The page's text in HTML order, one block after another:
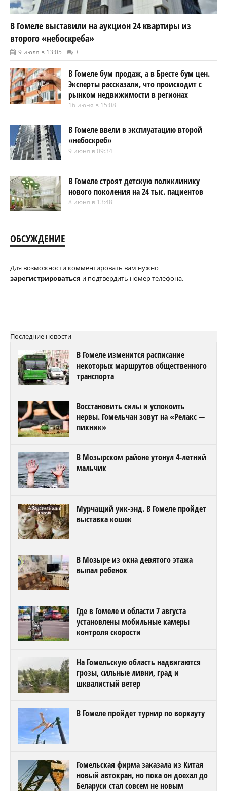
В Гомеле выставили на аукцион 24 квартиры из
второго «небоскреба»
9 июля в 13:05 +
В Гомеле бум продаж, а в Бресте бум цен.
Эксперты рассказали, что происходит с
рынком недвижимости в регионах
16 июня в 15:08
В Гомеле ввели в эксплуатацию второй
«небоскреб»
9 июня в 09:34
В Гомеле строят детскую поликлинику
нового поколения на 24 тыс. пациентов
8 июня в 13:48
ОБСУЖДЕНИЕ
Для возможности комментировать вам нужно
зарегистрироваться и подтвердить номер телефона.
Последние новости
В Гомеле изменится расписание
некоторых маршрутов общественного
транспорта
Восстановить силы и успокоить
нервы. Гомельчан зовут на «Релакс —
пикник»
В Мозырском районе утонул 4-летний
мальчик
Мурчащий уик-энд. В Гомеле пройдет
выставка кошек
В Мозыре из окна девятого этажа
выпал ребенок
Где в Гомеле и области 7 августа
установлены мобильные камеры
контроля скорости
На Гомельскую область надвигаются
грозы, сильные ливни, град и
шквалистый ветер
В Гомеле пройдет турнир по воркауту
Гомельская фирма заказала из Китая
новый автокран, но пока он доехал до
Беларуси стал совсем не новым